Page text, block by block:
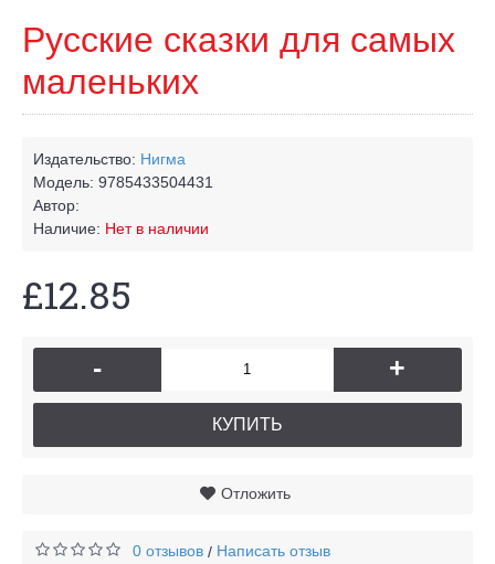
Русские сказки для самых
маленьких
Издательство: Нигма
Модель: 9785433504431
Автор:
Наличие: Нет в наличии
£12.85
- +
КУПИТЬ
Отложить
0 отзывов / Написать отзыв